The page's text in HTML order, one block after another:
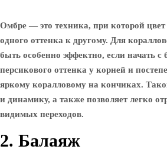
Омбре — это техника, при которой цвет
одного оттенка к другому. Для
быть особенно эффектно, если начать с
персикового оттенка у корней и
яркому коралловому на кончиках.
и динамику, а также позволяет легко
видимых переходов.
2. Балаяж